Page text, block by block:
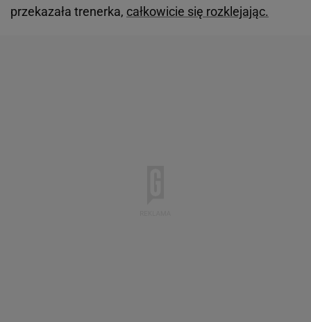
przekazała trenerka, całkowicie się rozklejając.